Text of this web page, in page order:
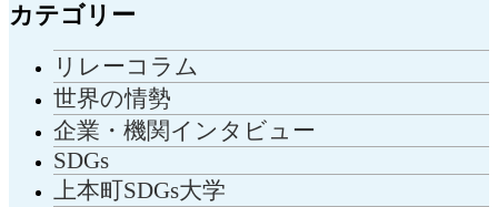
カテゴリー
リレーコラム
世界の情勢
企業・機関インタビュー
SDGs
上本町SDGs大学